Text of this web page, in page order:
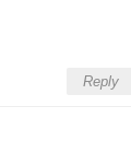
Reply